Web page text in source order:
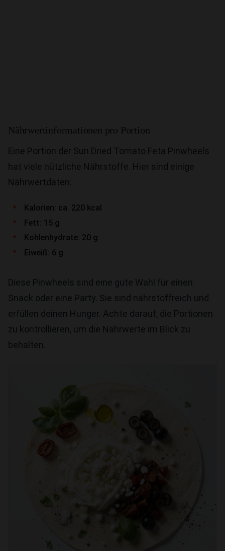
Nährwertinformationen pro Portion
Eine Portion der Sun Dried Tomato Feta Pinwheels
hat viele nützliche Nährstoffe. Hier sind einige
Nährwertdaten:
Kalorien: ca. 220 kcal
Fett: 15 g
Kohlenhydrate: 20 g
Eiweiß: 6 g
Diese Pinwheels sind eine gute Wahl für einen
Snack oder eine Party. Sie sind nährstoffreich und
erfüllen deinen Hunger. Achte darauf, die Portionen
zu kontrollieren, um die Nährwerte im Blick zu
behalten.